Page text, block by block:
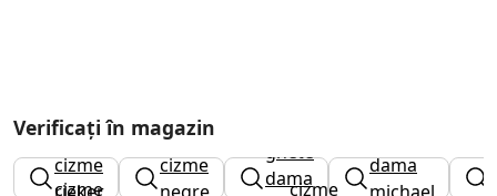
Verificați în magazin
cizme
cizme
ghete
dama
dama
cizme
cizme